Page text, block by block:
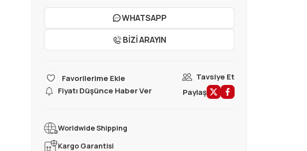
WHATSAPP
BİZİ ARAYIN
Tavsiye Et
Fiyatı Düşünce Haber Ver
Paylaş
Worldwide Shipping
Kargo Garantisi